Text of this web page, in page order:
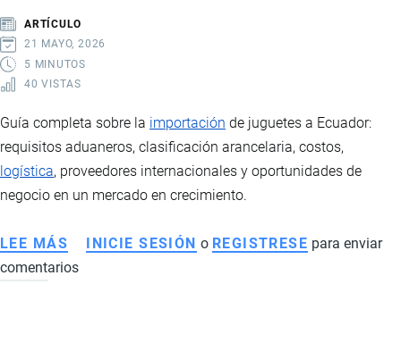
PROCESO
PASO
A
ARTÍCULO
21 MAYO, 2026
5 MINUTOS
40 VISTAS
Guía completa sobre la importación de juguetes a Ecuador:
requisitos aduaneros, clasificación arancelaria, costos,
logística, proveedores internacionales y oportunidades de
negocio en un mercado en crecimiento.
LEE MÁS SOBRE
IMPORTACIÓN
INICIE SESIÓN o REGISTRESE para enviar
comentarios